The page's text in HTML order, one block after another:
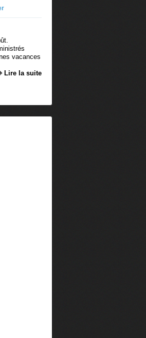
vacances
Lire la suite